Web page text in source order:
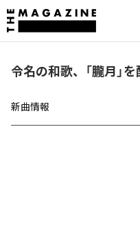
令名の和歌、「朧月」
新曲情報